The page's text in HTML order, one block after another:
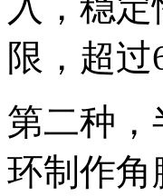
限，超
第二种
环制作角